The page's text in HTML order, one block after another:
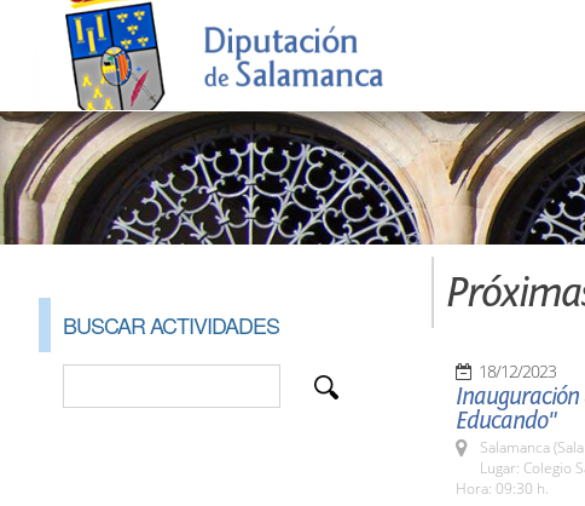
BUSCAR ACTIVIDADES
18/12/2023
Inauguración
Educando"
Salamanca
Lugar: Colegio
Hora: 09:30 h.